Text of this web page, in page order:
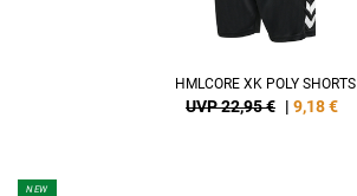
HMLCORE XK POLY SHORTS
UVP 22,95 € | 9,18€
NEW